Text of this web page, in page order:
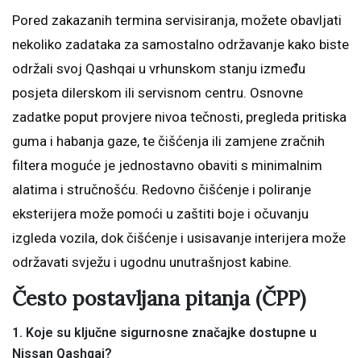
Pored zakazanih termina servisiranja, možete obavljati
nekoliko zadataka za samostalno održavanje kako biste
održali svoj Qashqai u vrhunskom stanju između
posjeta dilerskom ili servisnom centru. Osnovne
zadatke poput provjere nivoa tečnosti, pregleda pritiska
guma i habanja gaze, te čišćenja ili zamjene zračnih
filtera moguće je jednostavno obaviti s minimalnim
alatima i stručnošću. Redovno čišćenje i poliranje
eksterijera može pomoći u zaštiti boje i očuvanju
izgleda vozila, dok čišćenje i usisavanje interijera može
održavati svježu i ugodnu unutrašnjost kabine.
Često postavljana pitanja (ČPP)
1. Koje su ključne sigurnosne značajke dostupne u
Nissan Qashqai?